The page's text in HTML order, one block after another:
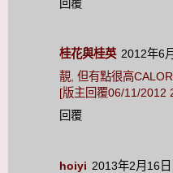
回覆
桂花與桂英 2012年6
靚, 但有點很高
[版主回覆06/11/2012
回覆
hoiyi 2013年2月16